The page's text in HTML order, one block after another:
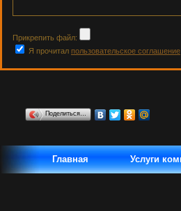
Прикрепить файл:
Я прочитал пользовательское соглашение
Поделиться…
Главная Услуги